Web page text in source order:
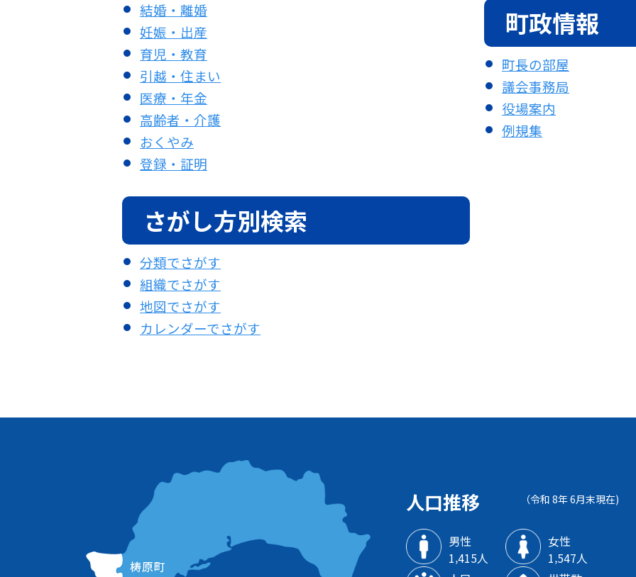
結婚・離婚
妊娠・出産
育児・教育
引越・住まい
医療・年金
高齢者・介護
おくやみ
登録・証明
さがし方別検索
分類でさがす
組織でさがす
地図でさがす
カレンダーでさがす
町政情報
町長の部屋
議会事務局
役場案内
例規集
人口推移 （令和 8年 6月末現在)
男性
1‚415人
女性
1‚547人